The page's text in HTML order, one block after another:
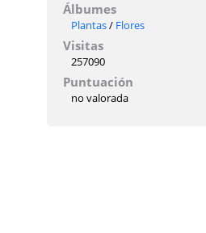
Álbumes
Plantas/ Flores
Visitas
257090
Puntuación
no valorada